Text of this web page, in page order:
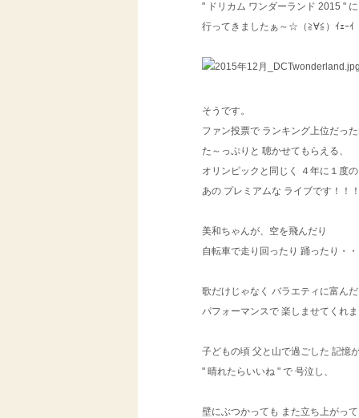
" ドリカム ワンダーランド 2015 " に
行ってきましたぁ～☆（≧∀≦）ｲｪｰｲ
そうです。
ファン投票で ランキング上位だっ
た～っぷりと 聴かせてもらえる、
オリンピックと同じく ４年に１度の
あの プレミアムな ライブです！！！
美和ちゃんが、空を飛んだり
自転車で走り回ったり 踊ったり・・
歌だけじゃなく バラエティに富んだ
パフォーマンスで 楽しませてくれ
子どもの頃 父と山で過ごした 記憶
" 晴れたらいいね " で 号泣し、
壁にぶつかっても また立ち上がって